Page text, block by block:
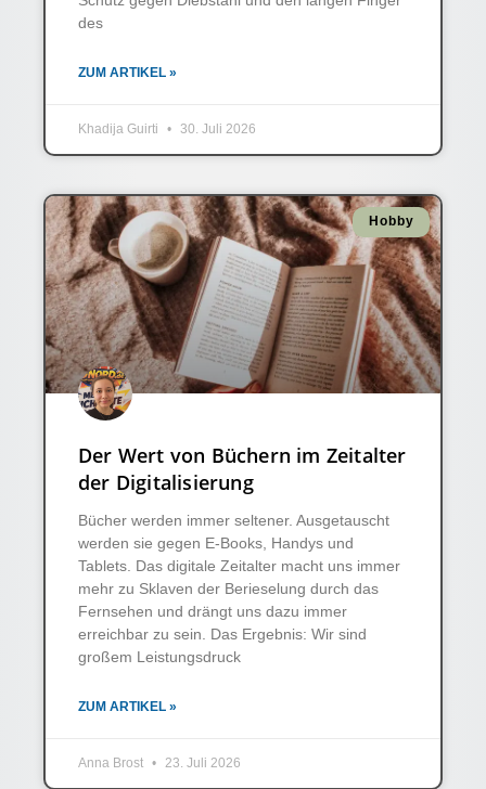
des
ZUM ARTIKEL »
Khadija Guirti 30. Juli 2026
Hobby
Der Wert von Büchern im Zeitalter
der Digitalisierung
Bücher werden immer seltener. Ausgetauscht
werden sie gegen E-Books, Handys und
Tablets. Das digitale Zeitalter macht uns immer
mehr zu Sklaven der Berieselung durch das
Fernsehen und drängt uns dazu immer
erreichbar zu sein. Das Ergebnis: Wir sind
großem Leistungsdruck
ZUM ARTIKEL »
Anna Brost 23. Juli 2026